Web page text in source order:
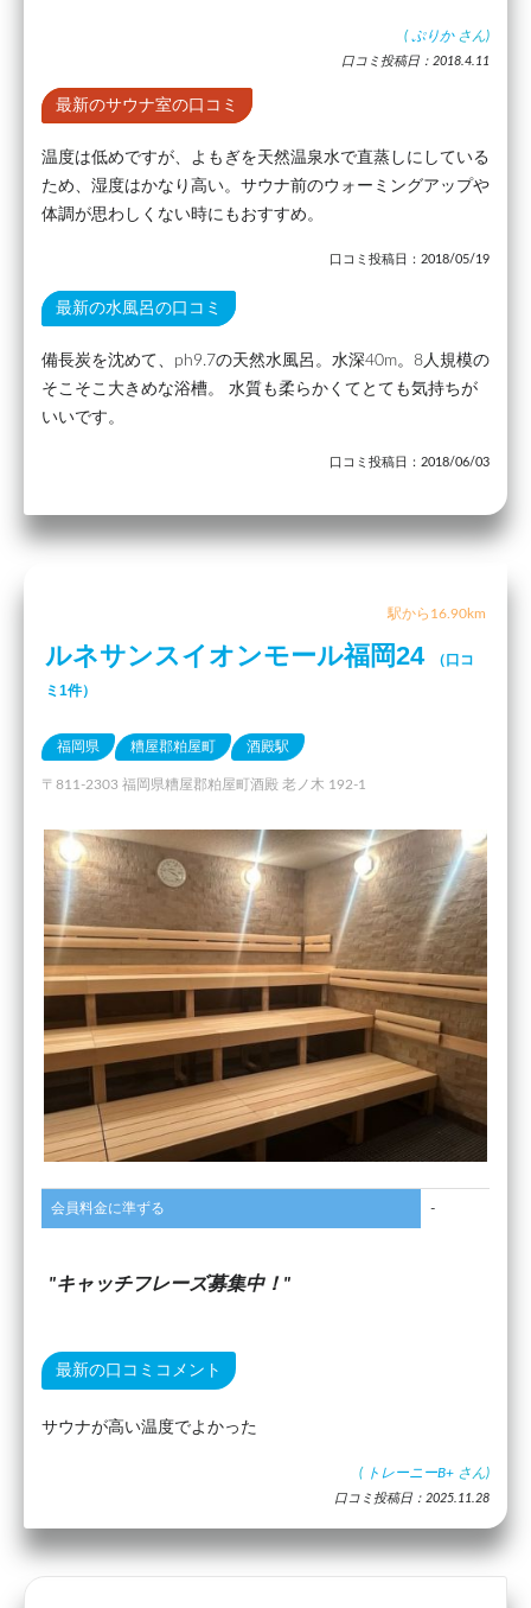
( ぷりか さん)
口コミ投稿日：2018.4.11
最新のサウナ室の口コミ
温度は低めですが、よもぎを天然温泉水で直蒸しにしている
ため、湿度はかなり高い。サウナ前のウォーミングアップや
体調が思わしくない時にもおすすめ。
口コミ投稿日：2018/05/19
最新の水風呂の口コミ
備長炭を沈めて、ph9.7の天然水風呂。水深40m。8人規模の
そこそこ大きめな浴槽。 水質も柔らかくてとても気持ちが
いいです。
口コミ投稿日：2018/06/03
駅から16.90km
ルネサンスイオンモール福岡24
（口コ
ミ1件）
福岡県 糟屋郡粕屋町 酒殿駅
〒811-2303 福岡県糟屋郡粕屋町酒殿 老ノ木 192-1
会員料金に準ずる -
キャッチフレーズ募集中！
最新の口コミコメント
サウナが高い温度でよかった
( トレーニーB+ さん)
口コミ投稿日：2025.11.28